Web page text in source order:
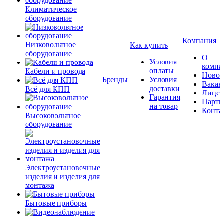
Климатическое
оборудование
Низковольтное
оборудование
Кабели и провода
Всё для КПП
Высоковольтное
оборудование
Электроустановочные
изделия и изделия для
монтажа
Бытовые приборы
Бренды
Как купить
Условия
оплаты
Условия
доставки
Гарантия
на товар
Компания
О